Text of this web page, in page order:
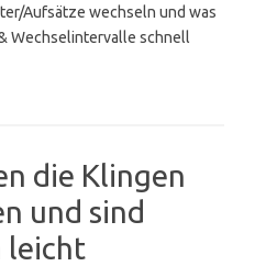
Aufsätze wechseln und was
Wechselintervalle schnell
die Klingen
und sind
leicht